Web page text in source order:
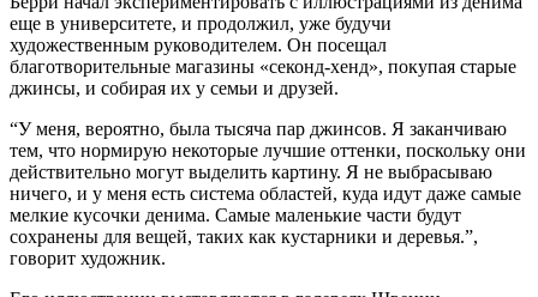
еще в университете, и продолжил, уже будучи
художественным руководителем. Он посещал
благотворительные магазины «секонд-хенд», покупая старые
джинсы, и собирая их у семьи и друзей.
“У меня, вероятно, была тысяча пар джинсов. Я заканчиваю
тем, что нормирую некоторые лучшие оттенки, поскольку они
действительно могут выделить картину. Я не выбрасываю
ничего, и у меня есть система областей, куда идут даже самые
мелкие кусочки денима. Самые маленькие части будут
сохранены для вещей, таких как кустарники и деревья.”,
говорит художник.